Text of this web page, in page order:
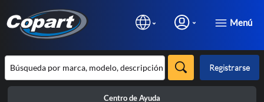
Menú
Registrarse
Centro de Ayuda